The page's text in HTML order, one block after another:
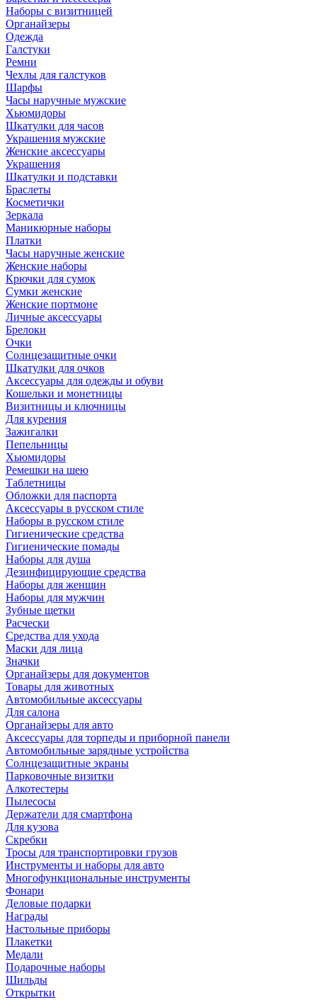
Наборы с визитницей
Органайзеры
Одежда
Галстуки
Ремни
Чехлы для галстуков
Шарфы
Часы наручные мужские
Хьюмидоры
Шкатулки для часов
Украшения мужские
Женские аксессуары
Украшения
Шкатулки и подставки
Браслеты
Косметички
Зеркала
Маникюрные наборы
Платки
Часы наручные женские
Женские наборы
Крючки для сумок
Сумки женские
Женские портмоне
Личные аксессуары
Брелоки
Очки
Солнцезащитные очки
Шкатулки для очков
Аксессуары для одежды и обуви
Кошельки и монетницы
Визитницы и ключницы
Для курения
Зажигалки
Пепельницы
Хьюмидоры
Ремешки на шею
Таблетницы
Обложки для паспорта
Аксессуары в русском стиле
Наборы в русском стиле
Гигиенические средства
Гигиенические помады
Наборы для душа
Дезинфицирующие средства
Наборы для женщин
Наборы для мужчин
Зубные щетки
Расчески
Средства для ухода
Маски для лица
Значки
Органайзеры для документов
Товары для животных
Автомобильные аксессуары
Для салона
Органайзеры для авто
Аксессуары для торпеды и приборной панели
Автомобильные зарядные устройства
Солнцезащитные экраны
Парковочные визитки
Алкотестеры
Пылесосы
Держатели для смартфона
Для кузова
Скребки
Тросы для транспортировки грузов
Инструменты и наборы для авто
Многофункциональные инструменты
Фонари
Деловые подарки
Награды
Настольные приборы
Плакетки
Медали
Подарочные наборы
Шильды
Открытки